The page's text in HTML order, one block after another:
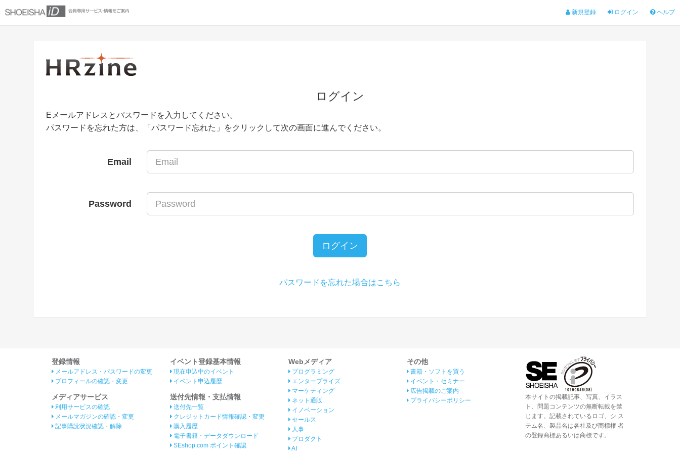
新規登録 ログイン ヘルプ
ログイン
Eメールアドレスとパスワードを入力してください。
パスワードを忘れた方は、「パスワード忘れた」をクリックして次の画面に進んでください。
Email
Password
ログイン
パスワードを忘れた場合はこちら
登録情報
メールアドレス・パスワードの変更
プロフィールの確認・変更
メディアサービス
利用サービスの確認
メールマガジンの確認・変更
記事購読状況確認・解除
イベント登録基本情報
現在申込中のイベント
イベント申込履歴
送付先情報・支払情報
送付先一覧
クレジットカード情報確認・変更
購入履歴
電子書籍・データダウンロード
SEshop.com ポイント確認
Webメディア
プログラミング
エンタープライズ
マーケティング
ネット通販
イノベーション
セールス
人事
プロダクト
AI
その他
書籍・ソフトを買う
イベント・セミナー
広告掲載のご案内
プライバシーポリシー
本サイトの掲載記事、写真、イラス
ト、問題コンテンツの無断転載を禁
じます。記載されているロゴ、シ ス
テム名、製品名は各社及び商標権 者
の登録商標あるいは商標です。